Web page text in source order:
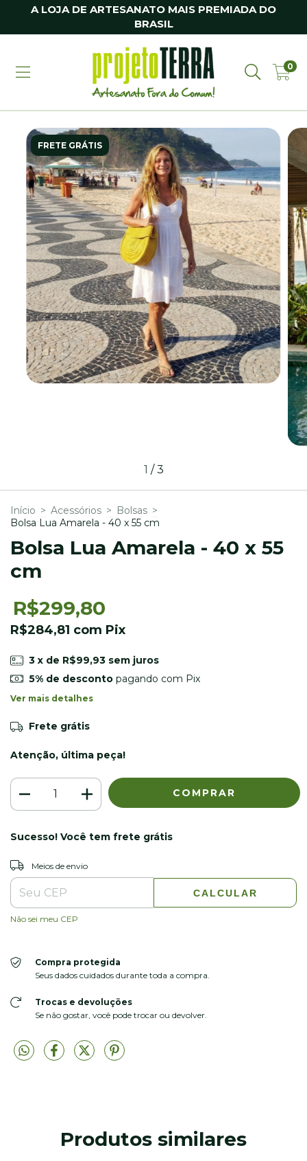
A LOJA DE ARTESANATO MAIS PREMIADA DO
BRASIL
0
FRETE GRÁTIS
1 /3
Início > Acessórios > Bolsas >
Bolsa Lua Amarela - 40 x 55 cm
Bolsa Lua Amarela - 40 x 55
cm
R$299,80
R$284,81 com Pix
3 x de R$99,93 sem juros
5% de descontopagando com Pix
Ver mais detalhes
Frete grátis
Atenção, última peça!
Sucesso! Você tem frete grátis
Entregas para o CEP:
Meios de envio
CALCULAR
Não sei meu CEP
Compra protegida
Seus dados cuidados durante toda a compra.
Trocas e devoluções
Se não gostar, você pode trocar ou devolver.
Produtos similares